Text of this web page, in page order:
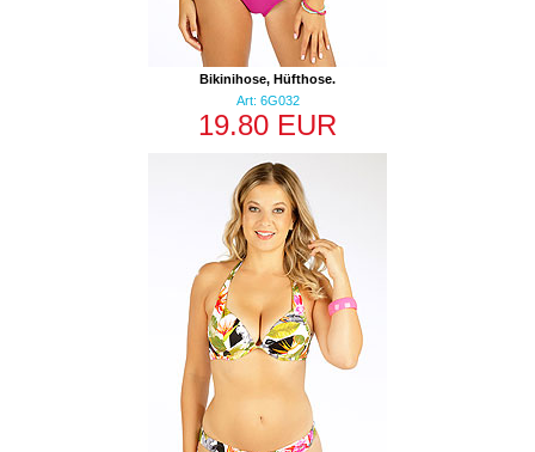
Bikinihose, Hüfthose.
Art: 6G032
19.80 EUR